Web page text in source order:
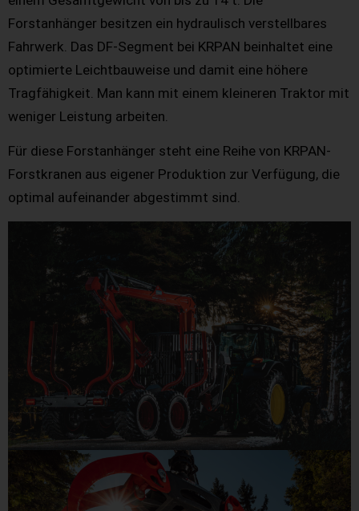
Forstanhänger besitzen ein hydraulisch verstellbares
Fahrwerk. Das DF-Segment bei KRPAN beinhaltet eine
optimierte Leichtbauweise und damit eine höhere
Tragfähigkeit. Man kann mit einem kleineren Traktor mit
weniger Leistung arbeiten.
Für diese Forstanhänger steht eine Reihe von KRPAN-
Forstkranen aus eigener Produktion zur Verfügung, die
optimal aufeinander abgestimmt sind.